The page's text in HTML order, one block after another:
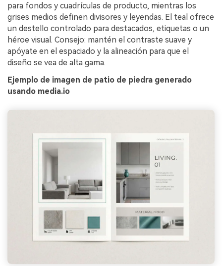
para fondos y cuadrículas de producto, mientras los
grises medios definen divisores y leyendas. El teal ofrece
un destello controlado para destacados, etiquetas o un
héroe visual. Consejo: mantén el contraste suave y
apóyate en el espaciado y la alineación para que el
diseño se vea de alta gama.
Ejemplo de imagen de patio de piedra generado
usando media.io